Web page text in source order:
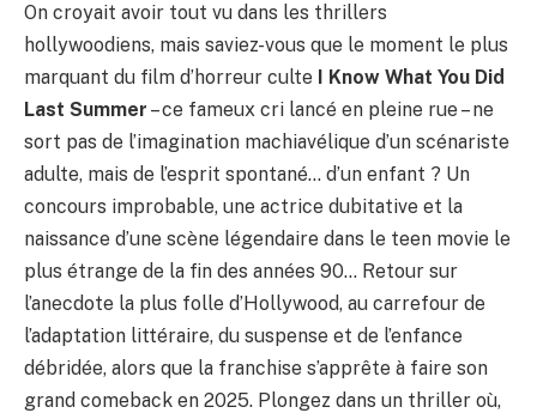
On croyait avoir tout vu dans les thrillers
hollywoodiens, mais saviez-vous que le moment le plus
marquant du film d’horreur culte I Know What You Did
Last Summer – ce fameux cri lancé en pleine rue – ne
sort pas de l’imagination machiavélique d’un scénariste
adulte, mais de l’esprit spontané… d’un enfant ? Un
concours improbable, une actrice dubitative et la
naissance d’une scène légendaire dans le teen movie le
plus étrange de la fin des années 90… Retour sur
l’anecdote la plus folle d’Hollywood, au carrefour de
l’adaptation littéraire, du suspense et de l’enfance
débridée, alors que la franchise s’apprête à faire son
grand comeback en 2025. Plongez dans un thriller où,